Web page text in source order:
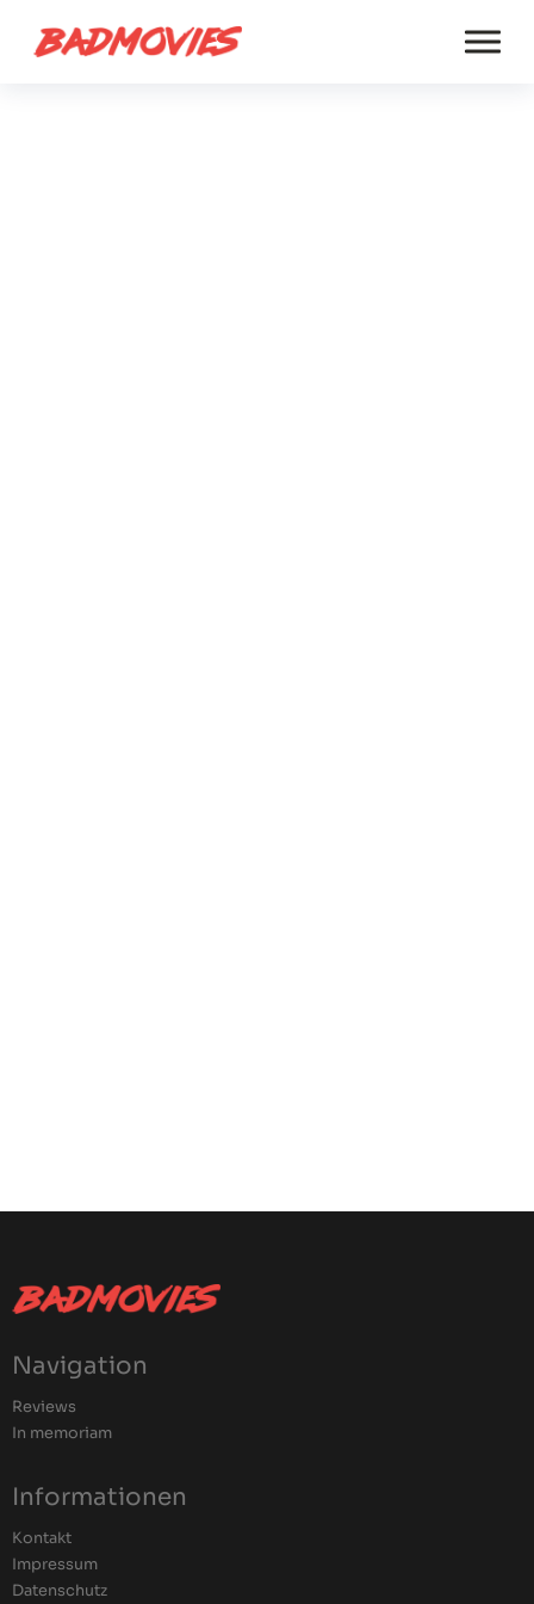
Navigation
Reviews
In memoriam
Informationen
Kontakt
Impressum
Datenschutz